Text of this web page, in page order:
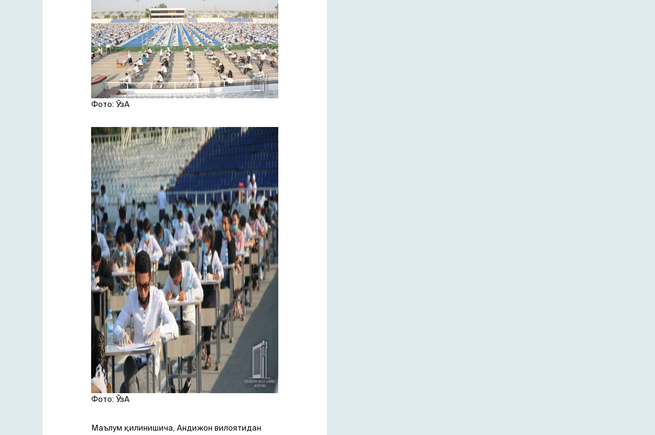
Фото: ЎзА
Фото: ЎзА
Маълум қилинишича, Андижон вилоятидан